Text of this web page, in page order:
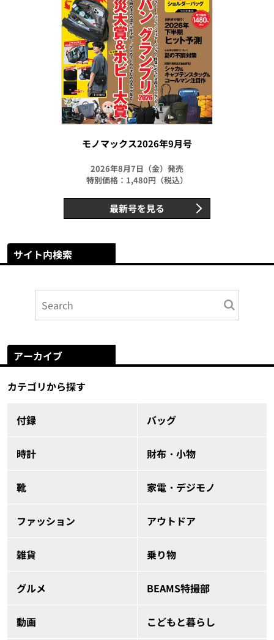
モノマックス2026年9月号
2026年8月7日（金）発売
特別価格：1,480円（税込）
最新号を見る
サイト内検索
アーカイブ
カテゴリから探す
付録 バッグ
時計 財布・小物
靴 家電・デジモノ
ファッション アウトドア
雑貨 乗り物
グルメ BEAMS特撮部
動画 こどもと暮らし